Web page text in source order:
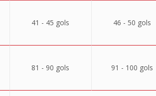
41 - 45 gols 46 - 50 gols
81 - 90 gols 91 - 100 gols